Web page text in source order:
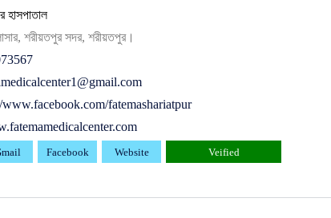
হাসপাতাল
শরীয়তপুর সদর, শরীয়তপুর।
www.facebook.com/fatemashariatpur
Facebook Website Veified